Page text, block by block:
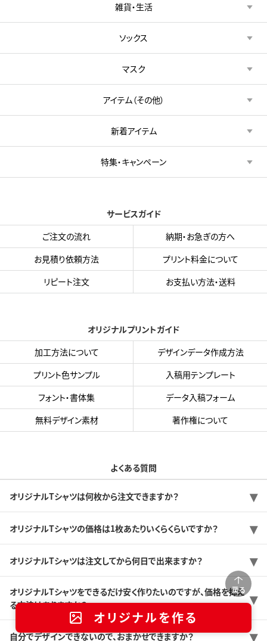
戻る
オリジナルを作る
雑貨・生活
ソックス
マスク
アイテム（その他）
新着アイテム
特集・キャンペーン
サービスガイド
ご注文の流れ
納期・お急ぎの方へ
お見積り依頼方法
プリント料金について
リピート注文
お支払い方法・送料
オリジナルプリントガイド
加工方法について
デザインデータ作成方法
プリント色サンプル
入稿用テンプレート
フォント・書体集
データ入稿フォーム
無料デザイン素材
著作権について
よくある質問
オリジナルTシャツは何枚から注文できますか？
オリジナルTシャツの価格は1枚あたりいくらくらいですか？
オリジナルTシャツは注文してから何日で出来ますか？
オリジナルTシャツをできるだけ安く作りたいのですが、価格を抑え
る方法はありますか？
自分でデザインできないので、おまかせできますか？